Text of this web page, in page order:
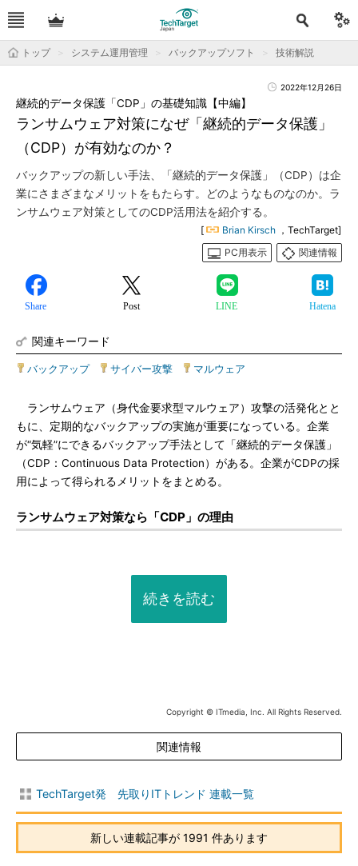
トップ システム運用管理 バックアップソフト 技術解説
2022年12月26日
ランサムウェア対策になぜ「継続的データ保護」
（CDP）が有効なのか？
継続的データ保護「CDP」の基礎知識【中編】
バックアップの新しい手法、「継続的データ保護」（CDP）は企
業にさまざまなメリットをもたらす。どのようなものなのか。ラ
ンサムウェア対策としてのCDP活用法を紹介する。
[ Brian Kirsch ，TechTarget]
PC用表示
関連情報
Share Post LINE Hatena
関連キーワード
バックアップ| サイバー攻撃 マルウェア
ランサムウェア（身代金要求型マルウェア）攻撃の活発化とと
もに、定期的なバックアップの実施が重要になっている。企業
が“気軽”にできるバックアップ手法として「継続的データ保護」
（CDP：Continuous Data Protection）がある。企業がCDPの採
用によって得られるメリットをまとめる。
ランサムウェア対策なら「CDP」の理由
続きを読む
Copyright © ITmedia, Inc. All Rights Reserved.
関連情報
TechTarget発 先取りITトレンド 連載一覧
新しい連載記事が 1991 件あります